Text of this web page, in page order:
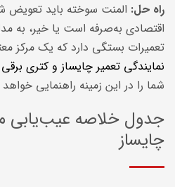
راه حل: المنت سوخته باید تعویض
اقتصادی به‌صرفه است یا خیر، به
تعمیرات بستگی دارد که یک مرکز
نمایندگی تعمیر چایساز و کتری
شما را در این زمینه راهنمایی
جدول خلاصه عیب‌یابی
چایساز